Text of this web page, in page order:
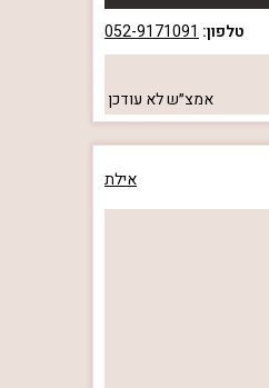
טלפון: 052-9171091
אמצ״שלא עודכן
אילת